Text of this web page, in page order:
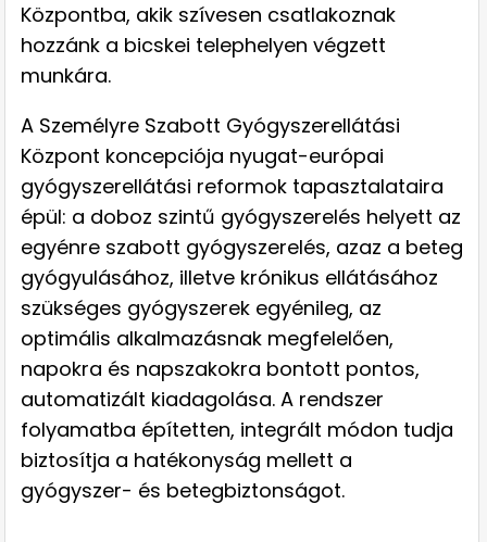
Központba, akik szívesen csatlakoznak
hozzánk a bicskei telephelyen végzett
munkára.
A Személyre Szabott Gyógyszerellátási
Központ koncepciója nyugat-európai
gyógyszerellátási reformok tapasztalataira
épül: a doboz szintű gyógyszerelés helyett az
egyénre szabott gyógyszerelés, azaz a beteg
gyógyulásához, illetve krónikus ellátásához
szükséges gyógyszerek egyénileg, az
optimális alkalmazásnak megfelelően,
napokra és napszakokra bontott pontos,
automatizált kiadagolása. A rendszer
folyamatba építetten, integrált módon tudja
biztosítja a hatékonyság mellett a
gyógyszer- és betegbiztonságot.